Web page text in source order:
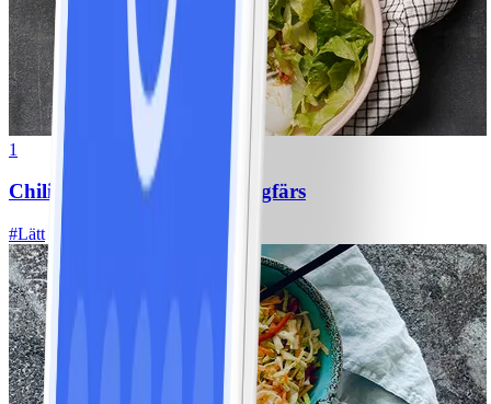
1
Chili con carne med kycklingfärs
#Lätt